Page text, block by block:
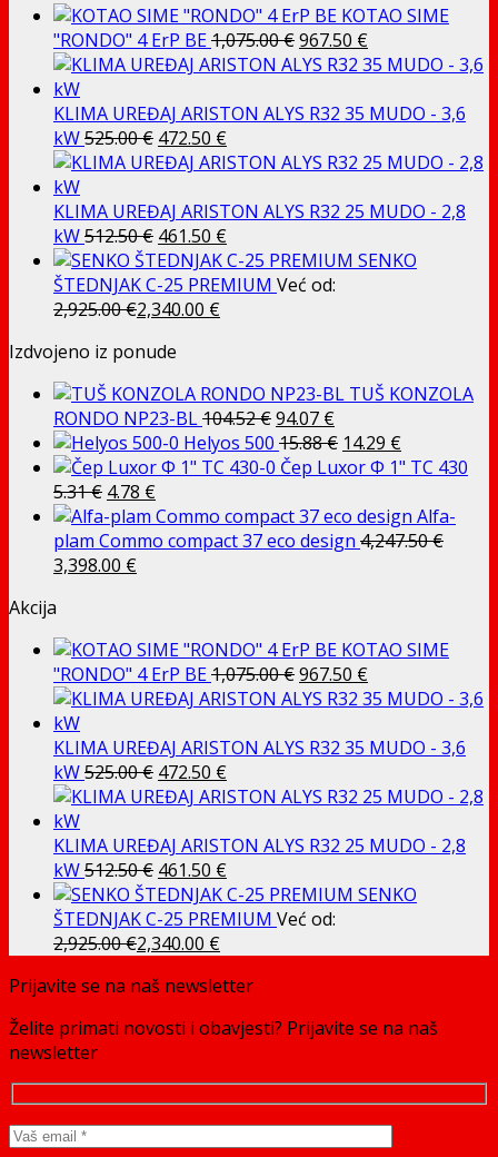
je:
1,012.50 €.
810.00 €.
KOTAO SIME
"RONDO" 4 ErP BE1,075.00€Izvorna
cijena
je:
967.50 €
cijena
967.50 €.
KLIMA UREĐAJ ARISTON ALYS R32 35 MUDO - 3,6
kW525.00€ Izvorna
cijena
je:
525.00 €.
472.50 €
cijena
472.50 €.
KLIMA UREĐAJ ARISTON ALYS R32 25 MUDO - 2,8
kW512.50€ Izvorna
cijena
bila
je:
461.50 €
cijena
je:
SENKO
ŠTEDNJAK C-25 PREMIUM Već od:
2,925.00€2,340.00 €
Izdvojeno iz ponude
TUŠ KONZOLA
RONDO NP23-BL104.52€Izvorna
cijena
bila
104.52 €.
94.07 €
cijena
je:
Helyos 500 15.88€ Izvorna
cijena
je:
15.88 €.
14.29 €
cijena
14.29 €.
Čep Luxor Φ 1" TC 430
5.31€ Izvorna
cijena
bila
je:
4.78 €
cijena
je:
Alfa-
plam Commo compact 37 eco design 4,247.50€
Izvorna
bila
je:
4,247.50 €.
3,398.00 €
3,398.00 €.
Akcija
KOTAO SIME
"RONDO" 4 ErP BE1,075.00€Izvorna
cijena
je:
967.50 €
cijena
967.50 €.
KLIMA UREĐAJ ARISTON ALYS R32 35 MUDO - 3,6
kW525.00€ Izvorna
cijena
je:
525.00 €.
472.50 €
cijena
472.50 €.
KLIMA UREĐAJ ARISTON ALYS R32 25 MUDO - 2,8
kW512.50€ Izvorna
cijena
bila
je:
461.50 €
cijena
je:
SENKO
ŠTEDNJAK C-25 PREMIUM Već od:
2,925.00€2,340.00 €
Prijavite se na naš newsletter
Želite primati novosti i obavjesti? Prijavite se na naš
newsletter